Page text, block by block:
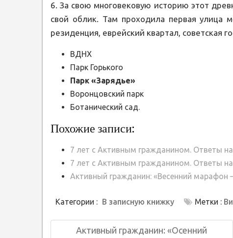
6. За свою многовековую историю этот
свой облик. Там проходила первая улица
резиденция, еврейский квартал, советская
ВДНХ
Парк Горького
Парк «Зарядье»
Воронцовский парк
Ботанический сад.
Похожие записи:
7 лет с Активным гражданином. Ответы
7 лет с Активным гражданином. Ответы
Активный гражданин: «Весенний марафон
Категории : В записную книжку Метки :
Навигация
Предыдущая
Активный гражданин: «Осенний